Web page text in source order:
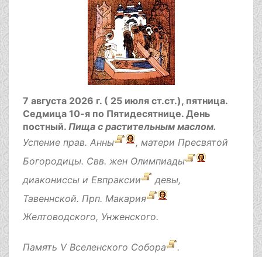
7 августа 2026 г. ( 25 июля ст.ст.), пятница.
Седмица 10-я по Пятидесятнице. День
постный. Пища с растительным маслом.
Успение прав. Анны
, матери Пресвятой
Богородицы. Свв. жен Олимпиады
диакониссы и Евпраксии
девы,
Тавеннской. Прп. Макария
Желтоводского, Унженского.
Память V Вселенского Собора .